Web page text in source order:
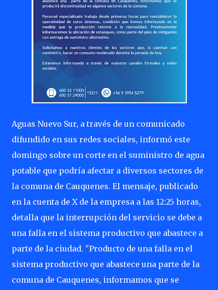
Aguas Nuevo Sur, a través de un comunicado
difundido en sus redes sociales, informó este
domingo sobre un corte en el suministro de agua
potable que podría afectar a diversos sectores de
la comuna de Cauquenes. El mensaje, publicado
en la cuenta de X de la empresa a las 12:25 horas,
detalla que la interrupción del servicio se debe a
una falla en el sistema productivo que abastece a
parte de la ciudad. "Producto de una falla en el
sistema productivo que abastece una parte de la
comuna de Cauquenes, informamos que se